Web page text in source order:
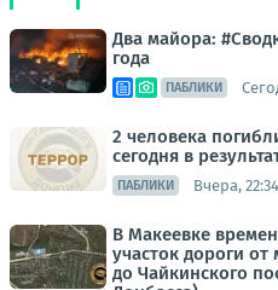
Два майора:
года
ПАБЛИКИ
2 человека
сегодня в
ПАБЛИКИ Вчера, 22:34
В Макеевке
участок дороги
до Чайкинского